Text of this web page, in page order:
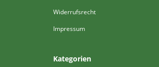
Widerrufsrecht
Impressum
Kategorien